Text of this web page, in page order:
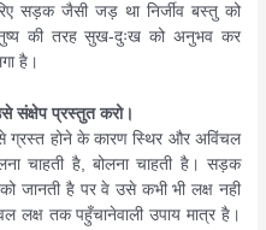
सड़क जैसी जड़ था निर्जीव बस्तु को
की तरह सुख-दुःख को अनुभव कर
है।
संक्षेप प्रस्तुत करो।
होने के कारण स्थिर और अविंचल
चाहती है, बोलना चाहती है। सड़क
जानती है पर वे उसे कभी भी लक्ष नही
लक्ष तक पहुँचानेवाली उपाय मात्र है।